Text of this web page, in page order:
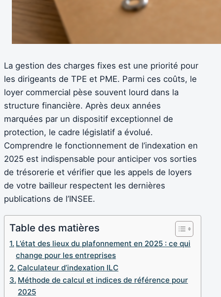
La gestion des charges fixes est une priorité pour
les dirigeants de TPE et PME. Parmi ces coûts, le
loyer commercial pèse souvent lourd dans la
structure financière. Après deux années
marquées par un dispositif exceptionnel de
protection, le cadre législatif a évolué.
Comprendre le fonctionnement de l’indexation en
2025 est indispensable pour anticiper vos sorties
de trésorerie et vérifier que les appels de loyers
de votre bailleur respectent les dernières
publications de l’INSEE.
Table des matières
L’état des lieux du plafonnement en 2025 : ce qui
change pour les entreprises
Calculateur d’indexation ILC
Méthode de calcul et indices de référence pour
2025